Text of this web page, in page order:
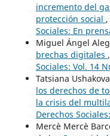
incremento del
protección social ,
Sociales: En
Miguel Ángel
brechas digitales ,
Sociales: Vol. 14
Tatsiana
los derechos de
la crisis del
Derechos
Mercè Mercè